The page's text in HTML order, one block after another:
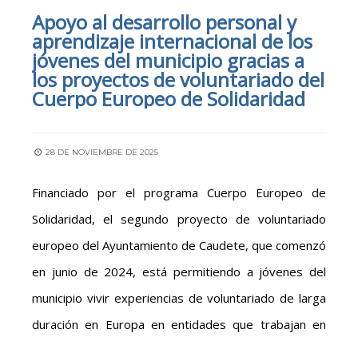
Apoyo al desarrollo personal y
aprendizaje internacional de los
jóvenes del municipio gracias a
los proyectos de voluntariado del
Cuerpo Europeo de Solidaridad
28 DE NOVIEMBRE DE 2025
Financiado por el programa Cuerpo Europeo de
Solidaridad, el segundo proyecto de voluntariado
europeo del Ayuntamiento de Caudete, que comenzó
en junio de 2024, está permitiendo a jóvenes del
municipio vivir experiencias de voluntariado de larga
duración en Europa en entidades que trabajan en